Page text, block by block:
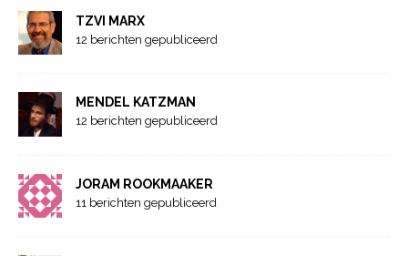
TZVI MARX
12 berichten gepubliceerd
MENDEL KATZMAN
12 berichten gepubliceerd
JORAM ROOKMAAKER
11 berichten gepubliceerd